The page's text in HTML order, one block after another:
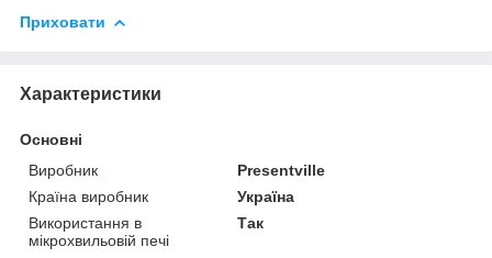
Приховати
Характеристики
Основні
Виробник
Presentville
Країна виробник
Україна
Використання в
мікрохвильовій печі
Так